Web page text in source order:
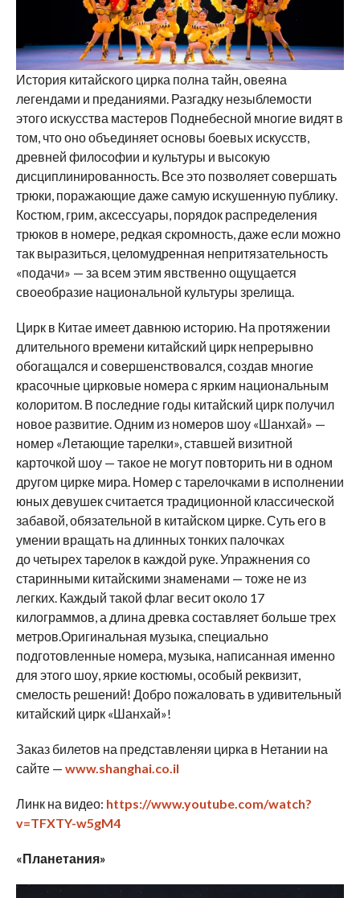
История китайского цирка полна тайн, овеяна
легендами и преданиями. Разгадку незыблемости
этого искусства мастеров Поднебесной многие видят в
том, что оно объединяет основы боевых искусств,
древней философии и культуры и высокую
дисциплинированность. Все это позволяет совершать
трюки, поражающие даже самую искушенную публику.
Костюм, грим, аксессуары, порядок распределения
трюков в номере, редкая скромность, даже если можно
так выразиться, целомудренная непритязательность
«подачи» — за всем этим явственно ощущается
своеобразие национальной культуры зрелища.
Цирк в Китае имеет давнюю историю. На протяжении
длительного времени китайский цирк непрерывно
обогащался и совершенствовался, создав многие
красочные цирковые номера с ярким национальным
колоритом. В последние годы китайский цирк получил
новое развитие. Одним из номеров шоу «Шанхай» —
номер «Летающие тарелки», ставшей визитной
карточкой шоу — такое не могут повторить ни в одном
другом цирке мира. Номер с тарелочками в исполнении
юных девушек считается традиционной классической
забавой, обязательной в китайском цирке. Суть его в
умении вращать на длинных тонких палочках
до четырех тарелок в каждой руке. Упражнения со
старинными китайскими знаменами — тоже не из
легких. Каждый такой флаг весит около 17
килограммов, а длина древка составляет больше трех
метров.Оригинальная музыка, специально
подготовленные номера, музыка, написанная именно
для этого шоу, яркие костюмы, особый реквизит,
смелость решений! Добро пожаловать в удивительный
китайский цирк «Шанхай»!
Заказ билетов на представленяи цирка в Нетании на
сайте — www.shanghai.co.il
Линк на видео: https://www.youtube.com/watch?
v=TFXTY-w5gM4
«Планетания»